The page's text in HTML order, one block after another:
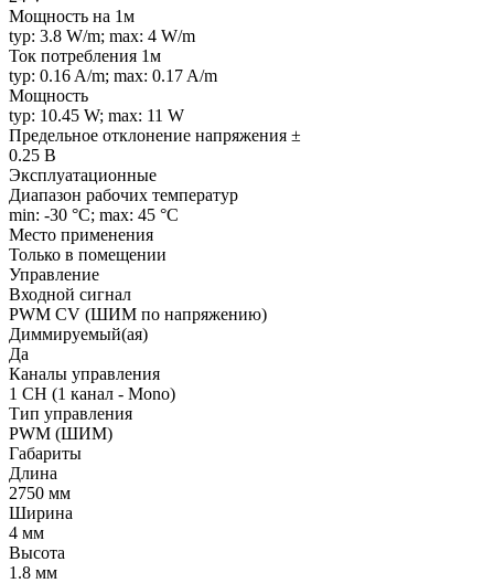
Мощность на 1м
typ: 3.8 W/m; max: 4 W/m
Ток потребления 1м
typ: 0.16 A/m; max: 0.17 A/m
Мощность
typ: 10.45 W; max: 11 W
Предельное отклонение напряжения ±
0.25 В
Эксплуатационные
Диапазон рабочих температур
min: -30 °C; max: 45 °C
Место применения
Только в помещении
Управление
Входной сигнал
PWM СV (ШИМ по напряжению)
Диммируемый(ая)
Да
Каналы управления
1 CH (1 канал - Mono)
Тип управления
PWM (ШИМ)
Габариты
Длина
2750 мм
Ширина
4 мм
Высота
1.8 мм